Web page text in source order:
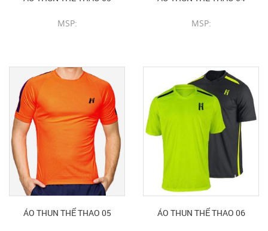
MSP: MSP:
ÁO THUN THỂ THAO 05 ÁO THUN THỂ THAO 06